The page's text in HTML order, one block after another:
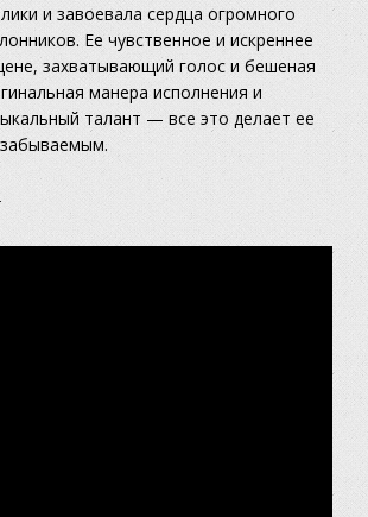
и завоевала сердца огромного
Ее чувственное и искреннее
захватывающий голос и бешеная
манера исполнения и
талант — все это делает ее